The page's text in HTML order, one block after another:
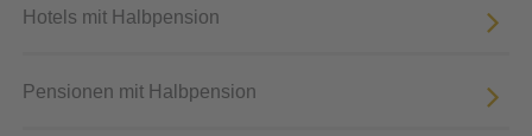
Hotels mit Halbpension
Pensionen mit Halbpension